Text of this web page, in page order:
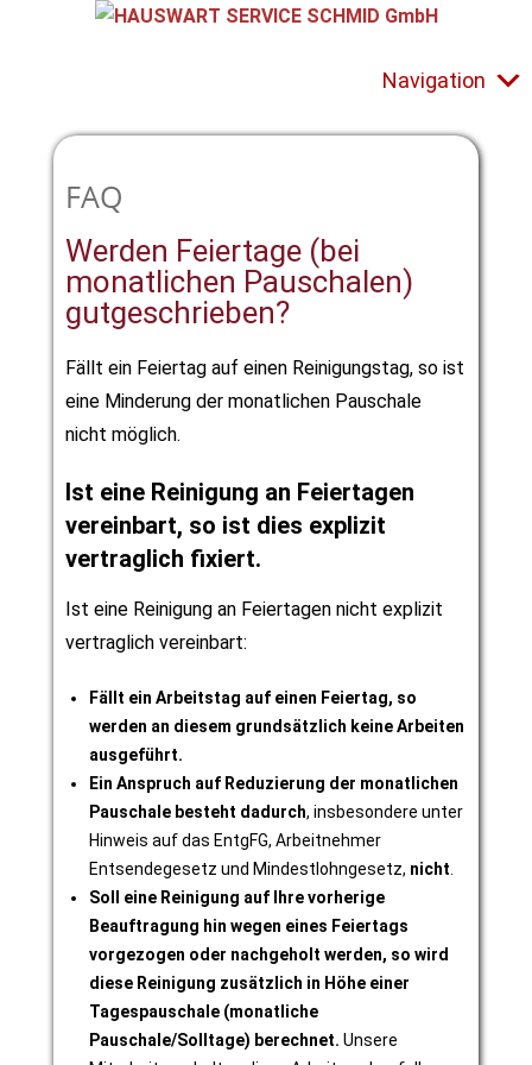
Navigation
FAQ
Werden Feiertage (bei
monatlichen Pauschalen)
gutgeschrieben?
Fällt ein Feiertag auf einen Reinigungstag, so ist
eine Minderung der monatlichen Pauschale
nicht möglich.
Ist eine Reinigung an Feiertagen
vereinbart, so ist dies explizit
vertraglich fixiert.
Ist eine Reinigung an Feiertagen nicht explizit
vertraglich vereinbart:
Fällt ein Arbeitstag auf einen Feiertag, so
werden an diesem grundsätzlich keine Arbeiten
ausgeführt.
Ein Anspruch auf Reduzierung der monatlichen
Pauschale besteht dadurch, insbesondere unter
Hinweis auf das EntgFG, Arbeitnehmer
Entsendegesetz und Mindestlohngesetz, nicht
Soll eine Reinigung auf Ihre vorherige
Beauftragung hin wegen eines Feiertags
vorgezogen oder nachgeholt werden, so wird
diese Reinigung zusätzlich in Höhe einer
Tagespauschale (monatliche
Pauschale/Solltage) berechnet. Unsere